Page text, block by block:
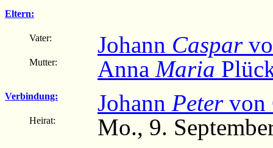
Eltern:
Vater: Johann Caspar
Mutter: Anna Maria
Verbindung: Johann Petervon
Heirat:
Mo., 9.